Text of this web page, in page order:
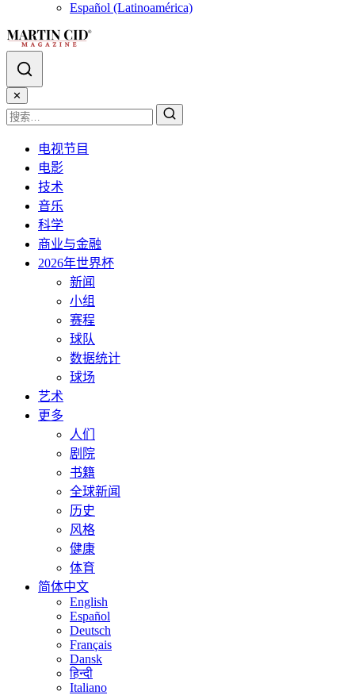
Español (Latinoamérica)
✕
电视节目
电影
技术
音乐
科学
商业与金融
2026年世界杯
新闻
小组
赛程
球队
数据统计
球场
艺术
更多
人们
剧院
书籍
全球新闻
历史
风格
健康
体育
简体中文
English
Español
Deutsch
Français
Dansk
हिन्दी
Italiano